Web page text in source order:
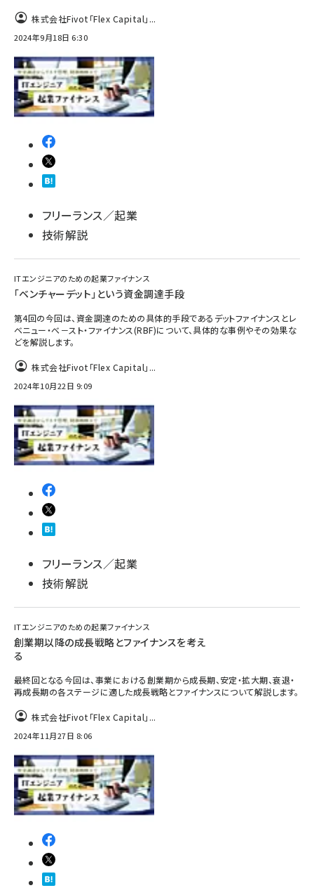
株式会社Fivot「Flex Capital」...
2024年9月18日 6:30
フリーランス／起業
技術解説
ITエンジニアのための起業ファイナンス
「ベンチャーデット」という資金調達手段
第4回の今回は、資金調達のための具体的手段であるデットファイナンスとレ
ベニュー・べ－スト・ファイナンス(RBF)について、具体的な事例やその効果な
どを解説します。
株式会社Fivot「Flex Capital」...
2024年10月22日 9:09
フリーランス／起業
技術解説
ITエンジニアのための起業ファイナンス
創業期以降の成長戦略とファイナンスを考え
る
最終回となる今回は、事業における創業期から成長期、安定・拡大期、衰退・
再成長期の各ステージに適した成長戦略とファイナンスについて解説します。
株式会社Fivot「Flex Capital」...
2024年11月27日 8:06